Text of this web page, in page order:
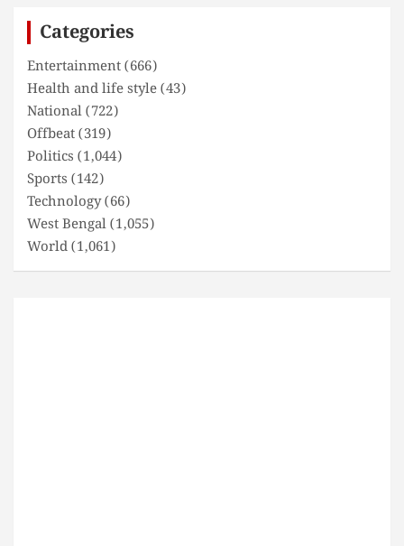
Categories
Entertainment(666)
Health and life style(43)
National(722)
Offbeat(319)
Politics (1,044)
Sports (142)
Technology(66)
West Bengal(1,055)
World(1,061)